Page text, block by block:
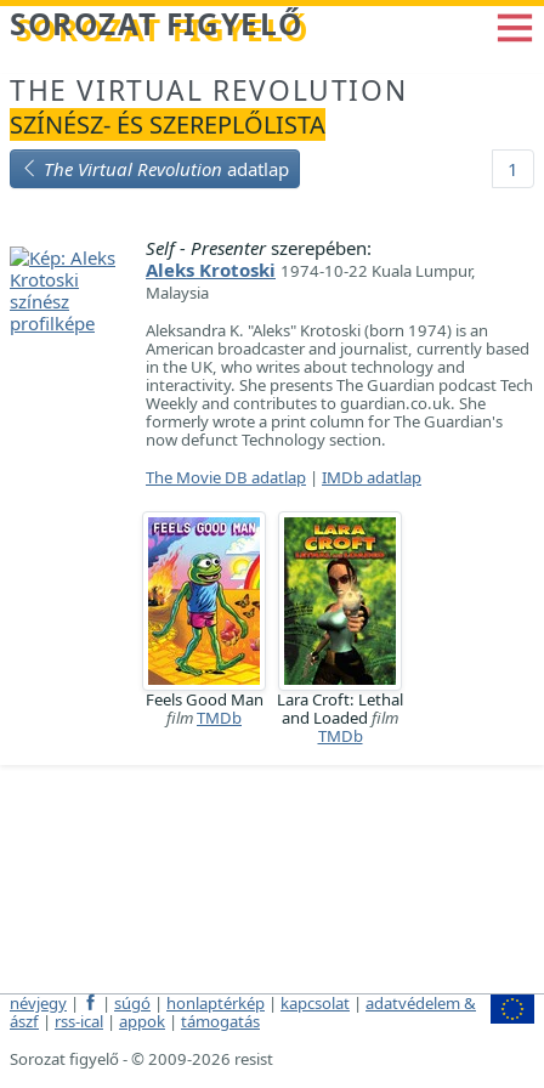
Betöltés...
SOROZAT FIGYELŐ
THE VIRTUAL REVOLUTION
SZÍNÉSZ- ÉS SZEREPLŐLISTA
The Virtual Revolution adatlap 1
Self - Presenterszerepében:
Aleks Krotoski 1974-10-22 Kuala Lumpur,
Malaysia
Aleksandra K. "Aleks" Krotoski (born 1974) is an
American broadcaster and journalist, currently based
in the UK, who writes about technology and
interactivity. She presents The Guardian podcast Tech
Weekly and contributes to guardian.co.uk. She
formerly wrote a print column for The Guardian's
now defunct Technology section.
The Movie DB adatlap | IMDb adatlap
Feels Good Man
filmTMDb
Lara Croft: Lethal
and Loaded film
TMDb
névjegy | | súgó | honlaptérkép | kapcsolat | adatvédelem &
ászf | rss-ical | appok | támogatás
Sorozat figyelő - © 2009-2026 resist